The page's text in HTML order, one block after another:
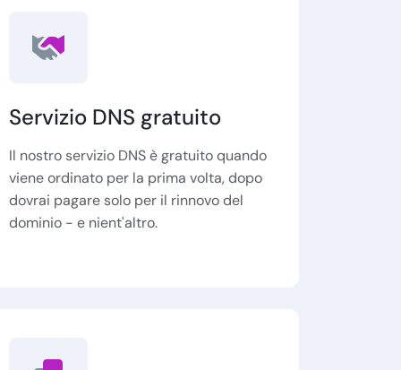
Servizio DNS gratuito
Il nostro servizio DNS è gratuito quando
viene ordinato per la prima volta, dopo
dovrai pagare solo per il rinnovo del
dominio - e nient'altro.